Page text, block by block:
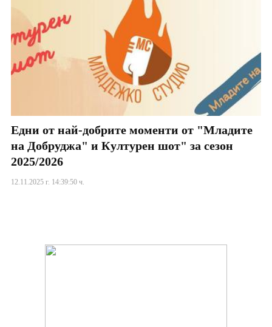
Едни от най-добрите моменти от "Младите
на Добруджа" и Културен шот" за сезон
2025/2026
12.11.2025 г. 14:39:50 ч.